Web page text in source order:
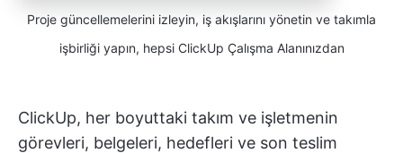
Proje güncellemelerini izleyin, iş akışlarını yönetin ve takımla
işbirliği yapın, hepsi ClickUp Çalışma Alanınızdan
ClickUp, her boyuttaki takım ve işletmenin
görevleri, belgeleri, hedefleri ve son teslim